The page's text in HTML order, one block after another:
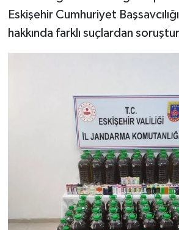
Eskişehir Cumhuriyet
hakkında farklı suçlardan